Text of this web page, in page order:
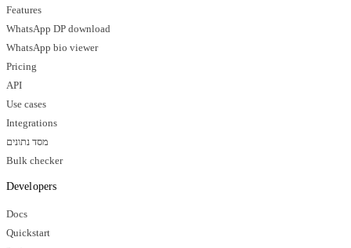
Features
WhatsApp DP download
WhatsApp bio viewer
Pricing
API
Use cases
Integrations
מסד נתונים
Bulk checker
Developers
Docs
Quickstart